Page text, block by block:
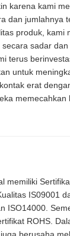
karena kami
dan jumlahnya
produk, kami
sadar
terus
untuk
erat
memecahkan
memiliki
IS09001
ISO14000.
ROHS.